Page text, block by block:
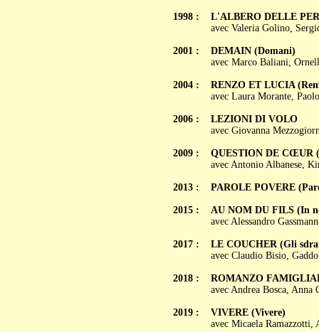
1998 :
2001 :
2004 :
2006 :
2009 :
2013 :
2015 :
2017 :
2018 :
2019 :
L'ALBERO DELLE
avec Valeria Golino,
DEMAIN (Domani)
avec Marco Baliani,
RENZO ET LUCIA
avec Laura Morante,
LEZIONI DI VOLO
avec Giovanna
QUESTION DE CŒUR
avec Antonio Albanese,
PAROLE POVERE
AU NOM DU FILS (In
avec Alessandro
LE COUCHER (Gli
avec Claudio Bisio,
ROMANZO
avec Andrea Bosca,
VIVERE (Vivere)
avec Micaela